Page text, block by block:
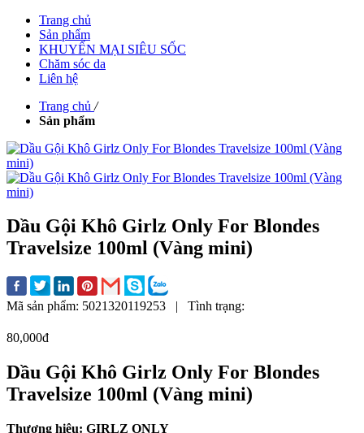
Trang chủ
Sản phẩm
KHUYẾN MẠI SIÊU SỐC
Chăm sóc da
Liên hệ
Trang chủ /
Sản phẩm
Dầu Gội Khô Girlz Only For Blondes
Travelsize 100ml (Vàng mini)
Mã sản phẩm: 5021320119253 | Tình trạng:
80,000đ
Dầu Gội Khô Girlz Only For Blondes
Travelsize 100ml (Vàng mini)
Thương hiệu: GIRLZ ONLY